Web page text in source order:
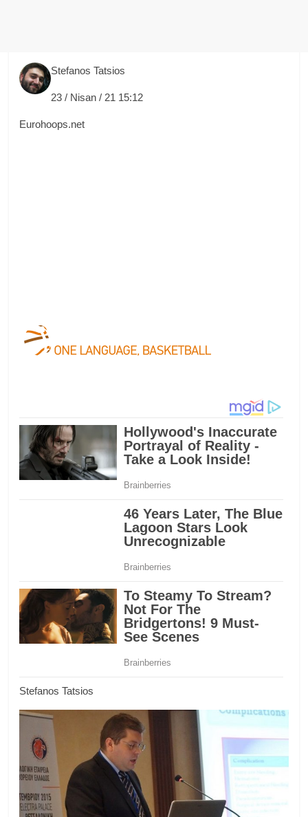
Stefanos Tatsios
23 / Nisan / 21 15:12
Eurohoops.net
Stefanos Tatsios